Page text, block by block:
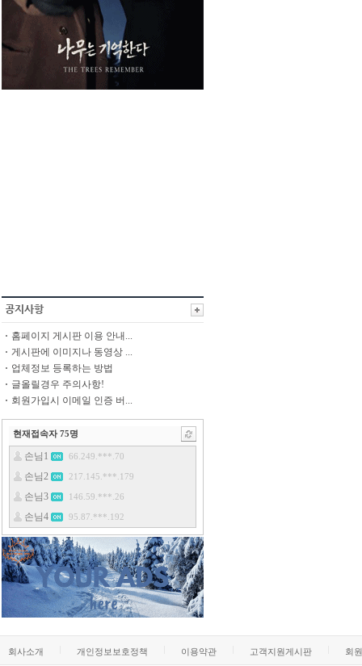
홈페이지 게시판 이용 안내...
게시판에 이미지나 동영상 ...
업체정보 등록하는 방법
글올릴경우 주의사항!
회원가입시 이메일 인증 버...
현재접속자 75명
회사소개 개인정보보호정책 이용약관 고객지원게시판 회